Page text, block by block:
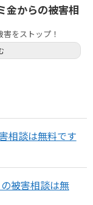
金からの被害相
をストップ！
相談は無料です
被害相談は無